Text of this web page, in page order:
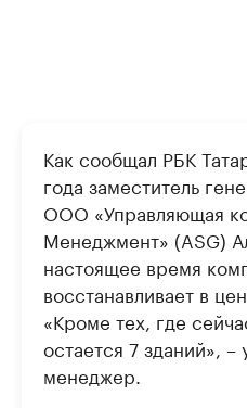
Как сообщал РБК
года заместитель
ООО «Управляющая
Менеджмент» (ASG)
настоящее время
восстанавливает в
«Кроме тех, где
остается 7 зданий», –
менеджер.